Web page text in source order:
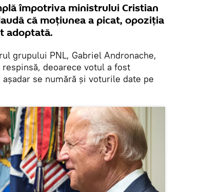
împotriva ministrului Cristian
că moțiunea a picat, opoziția
adoptată.
grupului PNL, Gabriel Andronache,
deoarece votul a fost
se numără și voturile date pe